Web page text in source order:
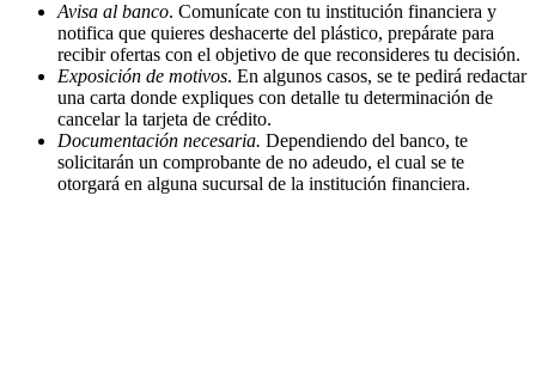
Avisa al banco. Comunícate con tu institución financiera y
notifica que quieres deshacerte del plástico, prepárate para
recibir ofertas con el objetivo de que reconsideres tu decisión.
Exposición de motivos. En algunos casos, se te pedirá redactar
una carta donde expliques con detalle tu determinación de
cancelar la tarjeta de crédito.
Documentación necesaria. Dependiendo del banco, te
solicitarán un comprobante de no adeudo, el cual se te
otorgará en alguna sucursal de la institución financiera.